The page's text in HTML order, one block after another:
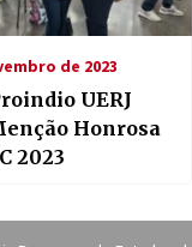
de 2023
UERJ
Honrosa
2023